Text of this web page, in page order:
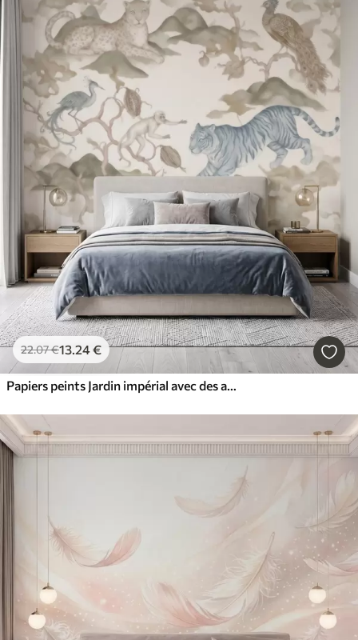
22.07€13.24€
Papiers peints Jardin impérial avec des animaux de style oriental : singe, léopard, tigre, paon et héron